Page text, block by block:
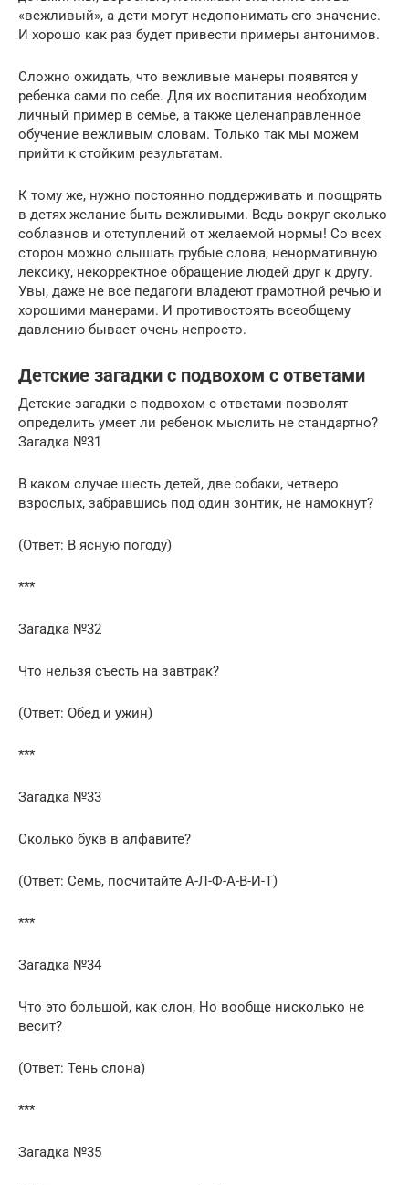
«вежливый», а дети могут недопонимать его значение.
И хорошо как раз будет привести примеры антонимов.
Сложно ожидать, что вежливые манеры появятся у
ребенка сами по себе. Для их воспитания необходим
личный пример в семье, а также целенаправленное
обучение вежливым словам. Только так мы можем
прийти к стойким результатам.
К тому же, нужно постоянно поддерживать и поощрять
в детях желание быть вежливыми. Ведь вокруг сколько
соблазнов и отступлений от желаемой нормы! Со всех
сторон можно слышать грубые слова, ненормативную
лексику, некорректное обращение людей друг к другу.
Увы, даже не все педагоги владеют грамотной речью и
хорошими манерами. И противостоять всеобщему
давлению бывает очень непросто.
Детские загадки с подвохом с ответами
Детские загадки с подвохом с ответами позволят
определить умеет ли ребенок мыслить не стандартно?
Загадка №31
В каком случае шесть детей, две собаки, четверо
взрослых, забравшись под один зонтик, не намокнут?
(Ответ: В ясную погоду)
***
Загадка №32
Что нельзя съесть на завтрак?
(Ответ: Обед и ужин)
***
Загадка №33
Сколько букв в алфавите?
(Ответ: Семь, посчитайте А-Л-Ф-А-В-И-Т)
***
Загадка №34
Что это большой, как слон, Но вообще нисколько не
весит?
(Ответ: Тень слона)
***
Загадка №35